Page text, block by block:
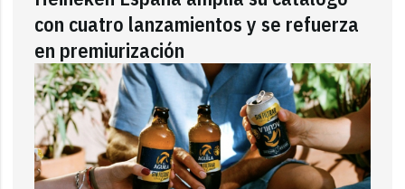
con cuatro lanzamientos y se refuerza
en premiurización